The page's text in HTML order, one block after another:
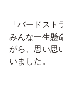
「バードスト
みんな一生懸
がら、思い思
いました。